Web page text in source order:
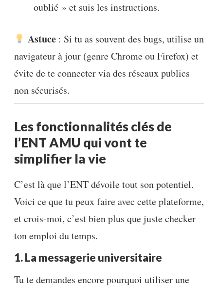
oublié » et suis les instructions.
Astuce: Si tu as souvent des bugs, utilise un
navigateur à jour (genre Chrome ou Firefox) et
évite de te connecter via des réseaux publics
non sécurisés.
Les fonctionnalités clés de
l’ENT AMU qui vont te
simplifier la vie
C’est là que l’ENT dévoile tout son potentiel.
Voici ce que tu peux faire avec cette plateforme,
et crois-moi, c’est bien plus que juste checker
ton emploi du temps.
1. La messagerie universitaire
Tu te demandes encore pourquoi utiliser une